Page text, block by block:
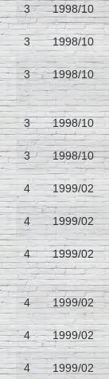
3 1998/10
3 1998/10
3 1998/10
3 1998/10
3 1998/10
4 1999/02
4 1999/02
4 1999/02
4 1999/02
4 1999/02
4 1999/02